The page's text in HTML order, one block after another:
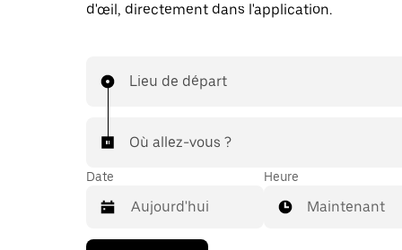
d'œil, directement dans l'application.
Lieu de départ
Où allez-vous ?
Date Heure
Maintenant